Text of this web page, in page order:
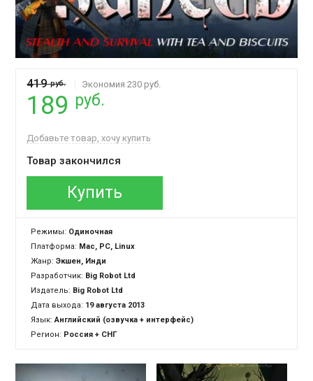
419руб. Экономия 230 руб.
189 руб.
Добавьте товар, хочу купить
Товар закончился
Купить
Режимы: Одиночная
Платформа: Mac, PC, Linux
Жанр:Экшен, Инди
Разработчик: Big Robot Ltd
Издатель: Big Robot Ltd
Дата выхода: 19 августа 2013
Язык:Английский (озвучка + интерфейс)
Регион: Россия + СНГ